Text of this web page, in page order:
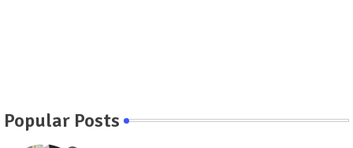
Popular Posts